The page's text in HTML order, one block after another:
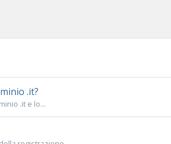
.it?
.it e lo...